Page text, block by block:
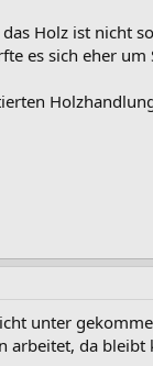
Holz ist nicht
es sich eher
unter
da bleibt